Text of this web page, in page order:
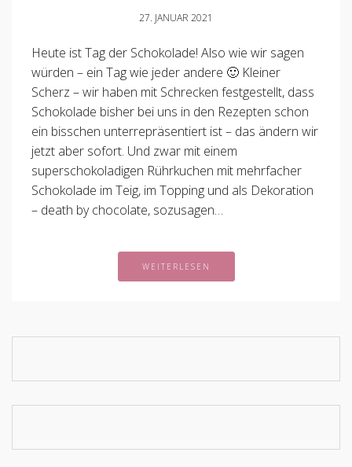
27. JANUAR 2021
Heute ist Tag der Schokolade! Also wie wir sagen
würden – ein Tag wie jeder andere 🙂 Kleiner
Scherz – wir haben mit Schrecken festgestellt, dass
Schokolade bisher bei uns in den Rezepten schon
ein bisschen unterrepräsentiert ist – das ändern wir
jetzt aber sofort. Und zwar mit einem
superschokoladigen Rührkuchen mit mehrfacher
Schokolade im Teig, im Topping und als Dekoration
– death by chocolate, sozusagen…
WEITERLESEN